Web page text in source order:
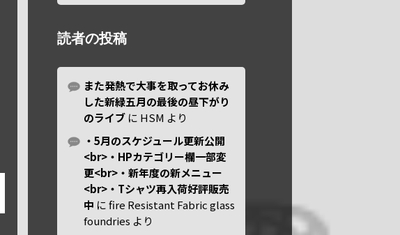
読者の投稿
また発熱で大事を取ってお休み
した新緑五月の最後の昼下がり
のライブ に HSM より
・5月のスケジュール更新公開
<br>・HPカテゴリー欄一部変
更<br>・新年度の新メニュー
<br>・Tシャツ再入荷好評販売
中 にfire Resistant Fabric glass
foundries より